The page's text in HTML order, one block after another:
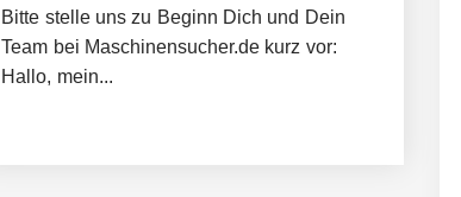
Bitte stelle uns zu Beginn Dich und Dein
Team bei Maschinensucher.de kurz vor:
Hallo, mein...